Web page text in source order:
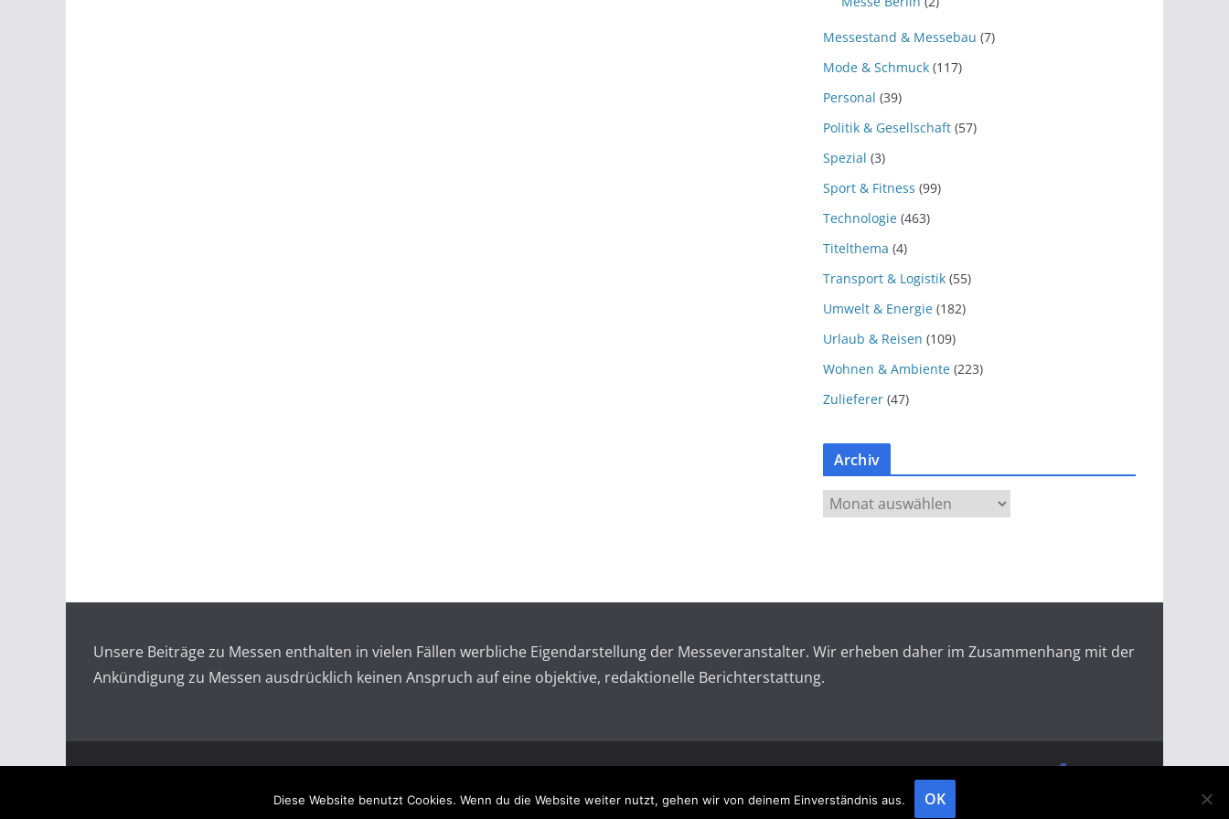
Messestand & Messebau (7)
Mode & Schmuck (117)
Personal (39)
Politik & Gesellschaft (57)
Spezial (3)
Sport & Fitness (99)
Technologie (463)
Titelthema (4)
Transport & Logistik (55)
Umwelt & Energie (182)
Urlaub & Reisen (109)
Wohnen & Ambiente (223)
Zulieferer (47)
Archiv
r
Unsere Beiträge zu Messen enthalten in vielen Fällen werbliche Eigendarstellung der Messeveranstalter. Wir erheben daher im Zusammenhang mit der
Ankündigung zu Messen ausdrücklich keinen Anspruch auf eine objektive, redaktionelle Berichterstattung.
Datenschutz
Diese Website benutzt Cookies. Wenn du die Website weiter nutzt, gehen wir von deinem Einverständnis aus. OK